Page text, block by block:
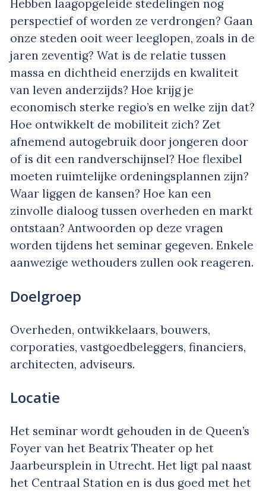
Hebben laagopgeleide stedelingen nog
perspectief of worden ze verdrongen? Gaan
onze steden ooit weer leeglopen, zoals in de
jaren zeventig? Wat is de relatie tussen
massa en dichtheid enerzijds en kwaliteit
van leven anderzijds? Hoe krijg je
economisch sterke regio’s en welke zijn dat?
Hoe ontwikkelt de mobiliteit zich? Zet
afnemend autogebruik door jongeren door
of is dit een randverschijnsel? Hoe flexibel
moeten ruimtelijke ordeningsplannen zijn?
Waar liggen de kansen? Hoe kan een
zinvolle dialoog tussen overheden en markt
ontstaan? Antwoorden op deze vragen
worden tijdens het seminar gegeven. Enkele
aanwezige wethouders zullen ook reageren.
Doelgroep
Overheden, ontwikkelaars, bouwers,
corporaties, vastgoedbeleggers, financiers,
architecten, adviseurs.
Locatie
Het seminar wordt gehouden in de Queen’s
Foyer van het Beatrix Theater op het
Jaarbeursplein in Utrecht. Het ligt pal naast
het Centraal Station en is dus goed met het